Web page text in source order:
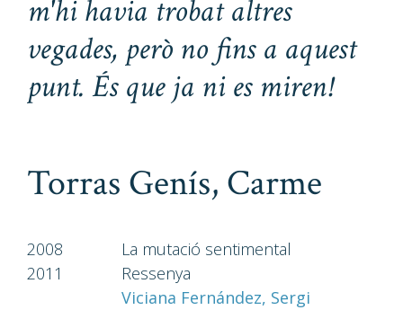
m'hi havia trobat altres
vegades, però no fins a aquest
punt. És que ja ni es miren!
Torras Genís, Carme
2008
La mutació sentimental
2011
Ressenya
Viciana Fernández, Sergi